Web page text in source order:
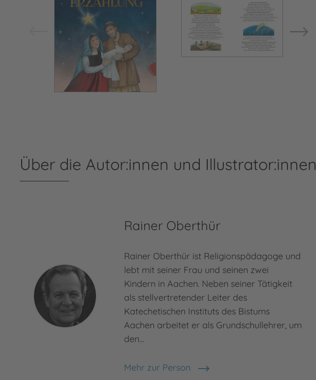
Über die Autor:innen und Illustrator:innen
Rainer Oberthür
Rainer Oberthür ist Religionspädagoge und
lebt mit seiner Frau und seinen zwei
Kindern in Aachen. Neben seiner Tätigkeit
als stellvertretender Leiter des
Katechetischen Instituts des Bistums
Aachen arbeitet er als Grundschullehrer, um
den…
Mehr zur Person
Rainer Oberthür